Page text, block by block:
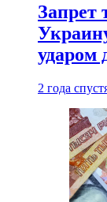
Запрет
ударом
2 года